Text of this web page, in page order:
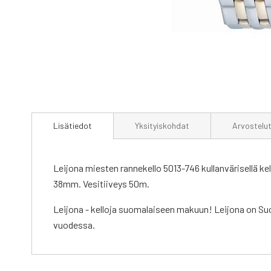
to
images
gallery
Lisätiedot
Leijona miesten rannekello 5013-746 kullanvärisellä
38mm. Vesitiiveys 50m.
Leijona - kelloja suomalaiseen makuun! Leijona on
vuodessa.
Yksityiskohdat Arvostelut